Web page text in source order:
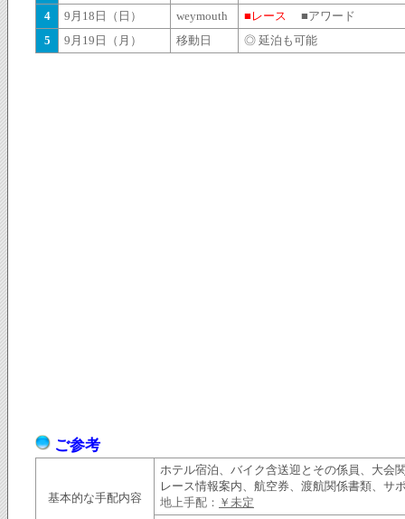
4
9月18日（日） weymouth ■レース ■アワード
5
9月19日（月） 移動日 ◎ 延泊も可能
ご参考
基本的な手配内容
ホテル宿泊、バイク含送迎とその係員、大会
レース情報案内、航空券、渡航関係書類、サ
地上手配： ￥未定